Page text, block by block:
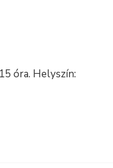
óra. Helyszín: